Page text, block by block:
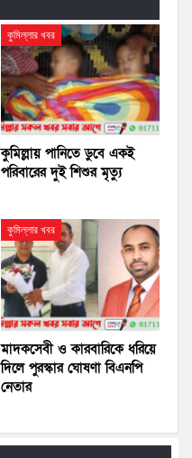
কুমিল্লার খবর
কুমিল্লায় পানিতে ডুবে একই
পরিবারের দুই শিশুর মৃত্যু
কুমিল্লার খবর
মাদকসেবী ও কারবারিকে ধরিয়ে
দিলে পুরস্কার ঘোষণা বিএনপি
নেতার